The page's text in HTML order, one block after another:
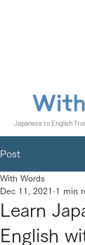
Japanese to English
Post
Learn
English
With Words
Dec 11, 2021 1 min